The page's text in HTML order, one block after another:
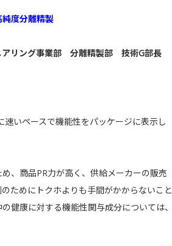
度分離精製
アリング事業部 分離精製部 技術G部長
いペースで機能性をパッケージに表示し
、商品PR力が高く、供給メーカーの販売
ためにトクホよりも手間がかからないこと
健康に対する機能性関与成分については、